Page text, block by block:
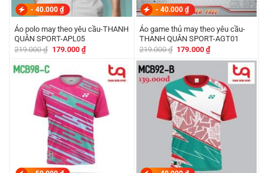
- 40.000 ₫
Áo polo may theo yêu cầu-THANH
QUÂN SPORT-APL05
219.000₫ Giá
179.000 ₫Giá
hiện
179.000 ₫.
- 40.000 ₫
Áo game thủ may theo yêu cầu-
THANH QUÂN SPORT-AGT01
219.000₫ Giá
là:
179.000₫Giá
tại
179.000 ₫.